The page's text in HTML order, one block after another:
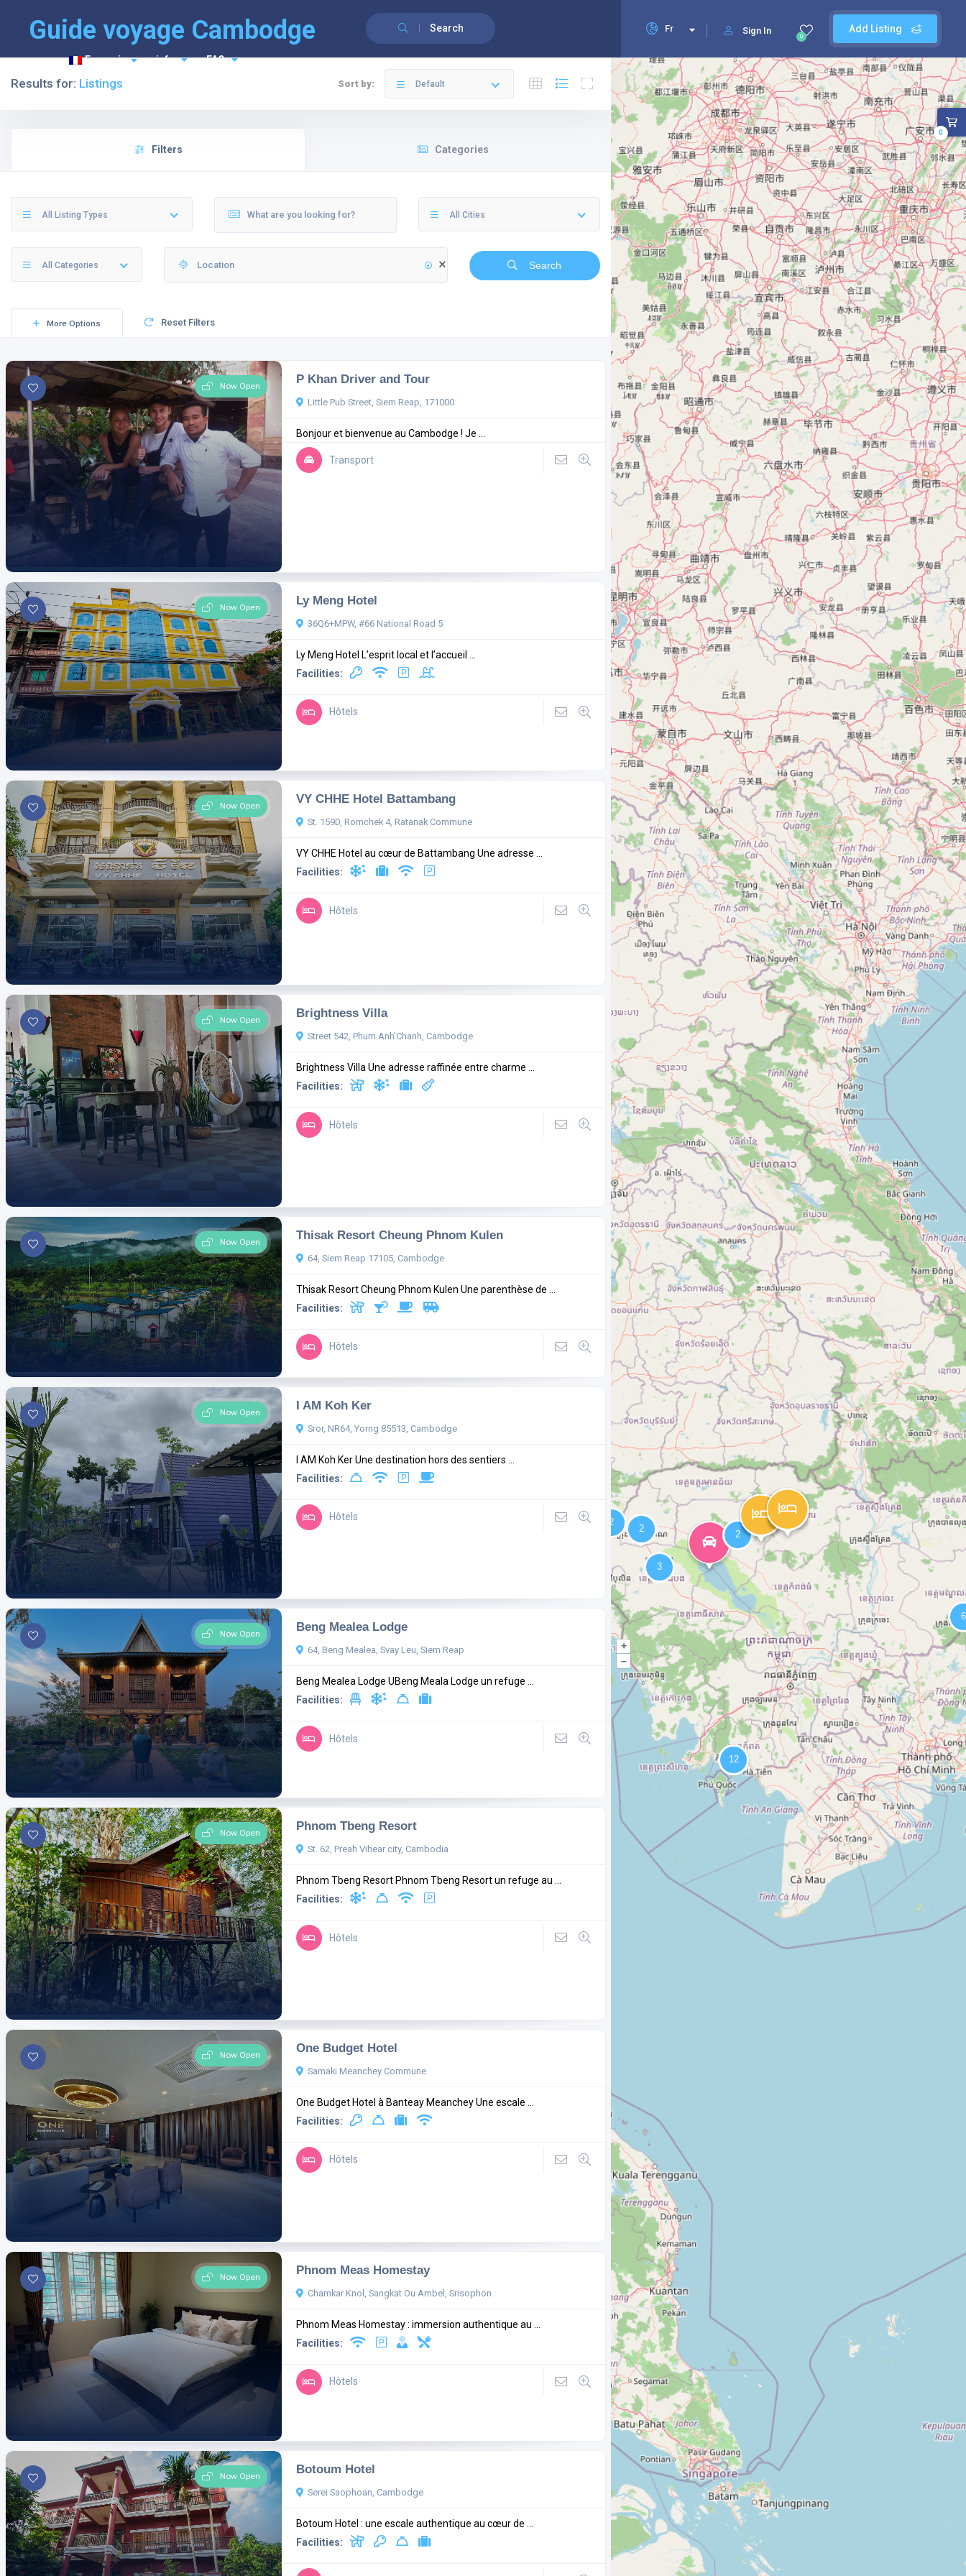
Guide voyage Cambodge Search Add Listing
0
Sign In
Fr
Français info FAQ
+
–
Results for: Listings Sort by: Default
Filters Categories
All Listing Types All Cities
All Categories Search
More Options Reset Filters
Now Open P Khan Driver and Tour
Little Pub Street, Siem Reap, 171000
Bonjour et bienvenue au Cambodge ! Je ...
Transport
Now Open Ly Meng Hotel
36Q6+MPW, #66 National Road 5
Ly Meng Hotel L’esprit local et l’accueil ...
Facilities:
Hôtels
Now Open VY CHHE Hotel Battambang
St. 159D, Romchek 4, Ratanak Commune
VY CHHE Hotel au cœur de Battambang Une adresse ...
Facilities:
Hôtels
Now Open Brightness Villa
Street 542, Phum Anh'Chanh, Cambodge
Brightness Villa Une adresse raffinée entre charme ...
Facilities:
Hôtels
Now Open Thisak Resort Cheung Phnom Kulen
64, Siem Reap 17105, Cambodge
Thisak Resort Cheung Phnom Kulen Une parenthèse de ...
Facilities:
Hôtels
Now Open I AM Koh Ker
Sror, NR64, Yorng 85513, Cambodge
I AM Koh Ker Une destination hors des sentiers ...
Facilities:
Hôtels
Now Open Beng Mealea Lodge
64, Beng Mealea, Svay Leu, Siem Reap
Beng Mealea Lodge UBeng Meala Lodge un refuge ...
Facilities:
Hôtels
Now Open Phnom Tbeng Resort
St. 62, Preah Vihear city, Cambodia
Phnom Tbeng Resort Phnom Tbeng Resort un refuge au ...
Facilities:
Hôtels
Now Open One Budget Hotel
Samaki Meanchey Commune
One Budget Hotel à Banteay Meanchey Une escale ...
Facilities:
Hôtels
Now Open Phnom Meas Homestay
Chamkar Knol, Sangkat Ou Ambel, Srisophon
Phnom Meas Homestay : immersion authentique au ...
Facilities:
Hôtels
Now Open Botoum Hotel
Serei Saophoan, Cambodge
Botoum Hotel : une escale authentique au cœur de ...
Facilities:
0
English(Anglais